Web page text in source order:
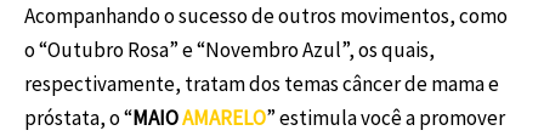
Acompanhando o sucesso de outros movimentos, como
o “Outubro Rosa” e “Novembro Azul”, os quais,
respectivamente, tratam dos temas câncer de mama e
próstata, o “MAIOAMARELO” estimula você a promover